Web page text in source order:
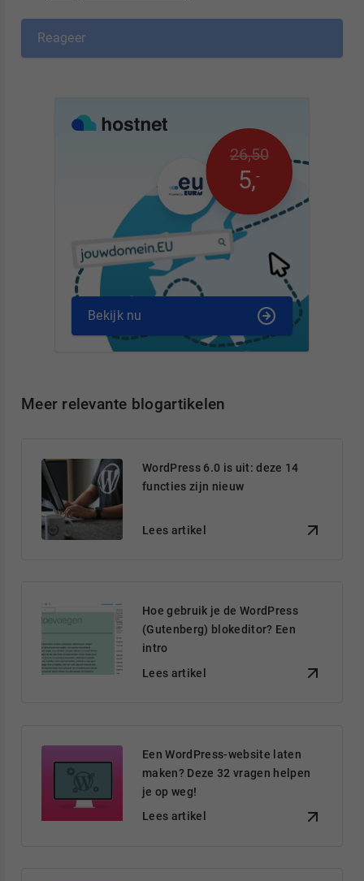
Reageer
26,50
5,-
Bekijk nu
Meer relevante blogartikelen
WordPress 6.0 is uit: deze 14
functies zijn nieuw
Lees artikel
Hoe gebruik je de WordPress
(Gutenberg) blokeditor? Een
intro
Lees artikel
Een WordPress-website laten
maken? Deze 32 vragen helpen
je op weg!
Lees artikel